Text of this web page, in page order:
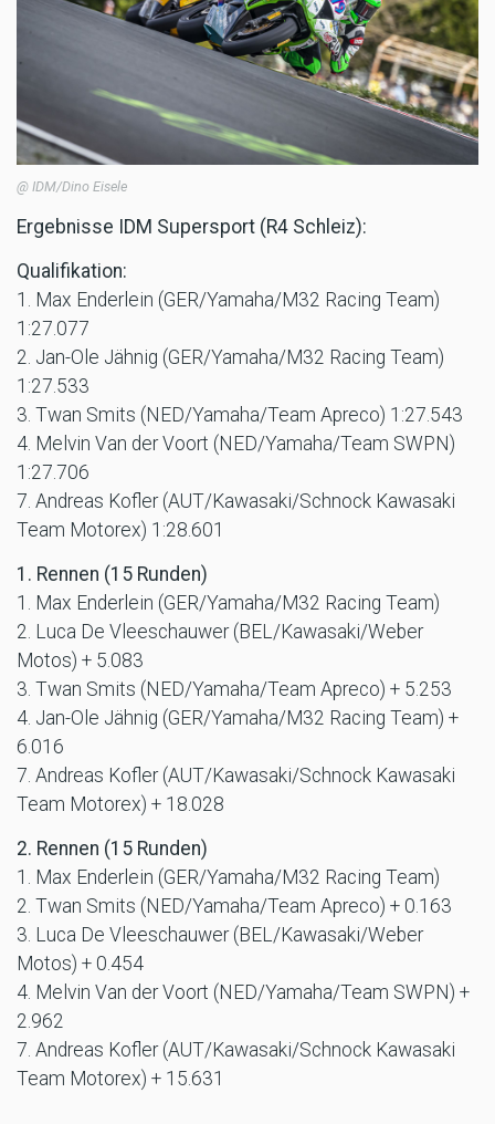
@ IDM/Dino Eisele
Ergebnisse IDM Supersport (R4 Schleiz):
Qualifikation:
1. Max Enderlein (GER/Yamaha/M32 Racing Team)
1:27.077
2. Jan-Ole Jähnig (GER/Yamaha/M32 Racing Team)
1:27.533
3. Twan Smits (NED/Yamaha/Team Apreco) 1:27.543
4. Melvin Van der Voort (NED/Yamaha/Team SWPN)
1:27.706
7. Andreas Kofler (AUT/Kawasaki/Schnock Kawasaki
Team Motorex) 1:28.601
1. Rennen (15 Runden)
1. Max Enderlein (GER/Yamaha/M32 Racing Team)
2. Luca De Vleeschauwer (BEL/Kawasaki/Weber
Motos) + 5.083
3. Twan Smits (NED/Yamaha/Team Apreco) + 5.253
4. Jan-Ole Jähnig (GER/Yamaha/M32 Racing Team) +
6.016
7. Andreas Kofler (AUT/Kawasaki/Schnock Kawasaki
Team Motorex) + 18.028
2. Rennen (15 Runden)
1. Max Enderlein (GER/Yamaha/M32 Racing Team)
2. Twan Smits (NED/Yamaha/Team Apreco) + 0.163
3. Luca De Vleeschauwer (BEL/Kawasaki/Weber
Motos) + 0.454
4. Melvin Van der Voort (NED/Yamaha/Team SWPN) +
2.962
7. Andreas Kofler (AUT/Kawasaki/Schnock Kawasaki
Team Motorex) + 15.631